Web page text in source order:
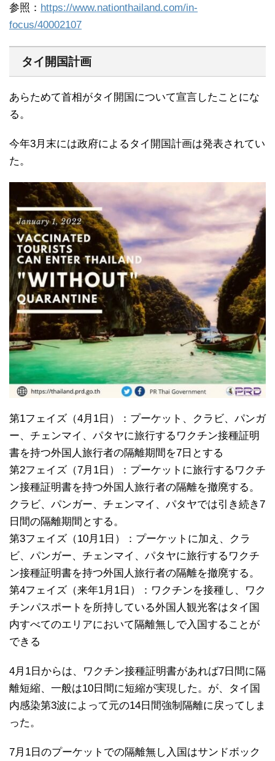
参照： https://www.nationthailand.com/in-
focus/40002107
タイ開国計画
あらためて首相がタイ開国について宣言したことにな
る。
今年3月末には政府によるタイ開国計画は発表されてい
た。
第1フェイズ（4月1日）：プーケット、クラビ、パンガ
ー、チェンマイ、パタヤに旅行するワクチン接種証明
書を持つ外国人旅行者の隔離期間を7日とする
第2フェイズ（7月1日）：プーケットに旅行するワクチ
ン接種証明書を持つ外国人旅行者の隔離を撤廃する。
クラビ、パンガー、チェンマイ、パタヤでは引き続き7
日間の隔離期間とする。
第3フェイズ（10月1日）：プーケットに加え、クラ
ビ、パンガー、チェンマイ、パタヤに旅行するワクチ
ン接種証明書を持つ外国人旅行者の隔離を撤廃する。
第4フェイズ（来年1月1日）：ワクチンを接種し、ワク
チンパスポートを所持している外国人観光客はタイ国
内すべてのエリアにおいて隔離無しで入国することが
できる
4月1日からは、ワクチン接種証明書があれば7日間に隔
離短縮、一般は10日間に短縮が実現した。が、タイ国
内感染第3波によって元の14日間強制隔離に戻ってしま
った。
7月1日のプーケットでの隔離無し入国はサンドボック